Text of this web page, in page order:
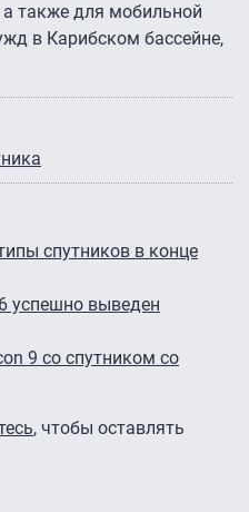
а также для мобильной
в Карибском бассейне,
спутников в конце
успешно выведен
9 со спутником со
, чтобы оставлять